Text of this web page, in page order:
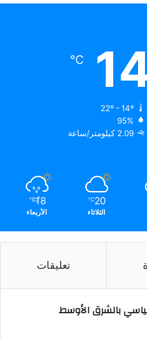
℃
22º - 14º
95%
2.09 كيلومتر/ساعة
20
℃
الثلاثاء
18
℃
الأربعاء
تعليقات
بالشرق الأوسط